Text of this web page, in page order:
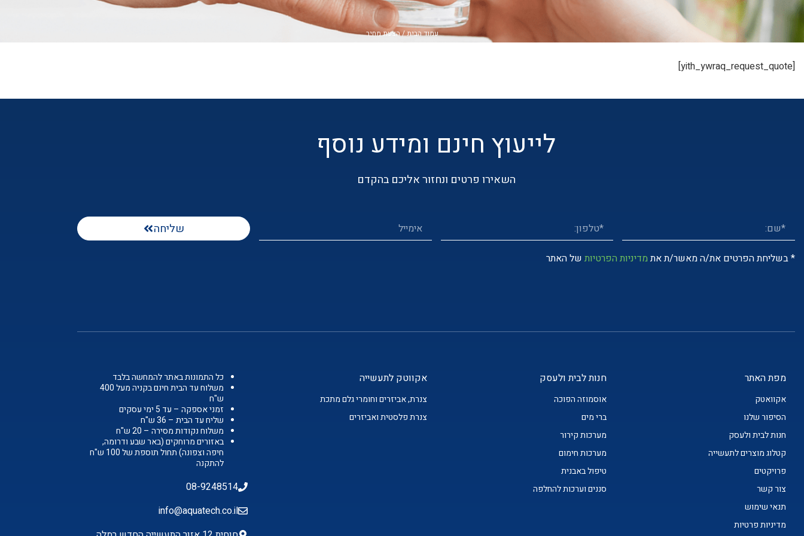
עמוד הבית/ הצעת מחיר
[yith_ywraq_request_quote]
לייעוץ חינם ומידע נוסף
השאירו פרטים ונחזור אליכם בהקדם
שליחה
* בשליחת הפרטים את/ה מאשר/ת אתמדיניות הפרטיות של האתר
מפת האתר
אקוואטק
הסיפור שלנו
חנות לבית ולעסק
קטלוג מוצרים לתעשייה
פרויקטים
צור קשר
תנאי שימוש
מדיניות פרטיות
חנות לבית ולעסק
אוסמוזה הפוכה
ברי מים
מערכות קירור
מערכות חימום
טיפול באבנית
סננים וערכות להחלפה
אקווטק לתעשייה
צנרת, אביזרים וחומרי גלם מתכת
צנרת פלסטית ואביזרים
כל התמונות באתר להמחשה בלבד
משלוח עד הבית חינם בקניה מעל 400
ש"ח
זמני אספקה – עד 5 ימי עסקים
שליח עד הבית – 36 ש"ח
משלוח נקודות מסירה – 20 ש"ח
באזורים מרוחקים (באר שבע ודרומה,
חיפה וצפונה) תחול תוספת של 100 ש"ח
להתקנה
08-9248514
info@aquatech.co.il